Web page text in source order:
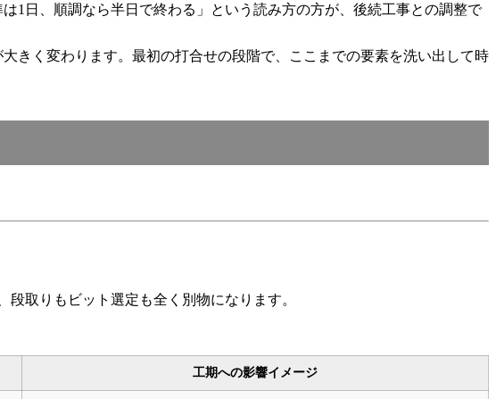
1日、順調なら半日で終わる」という読み方の方が、後続工事との調整で
きく変わります。最初の打合せの段階で、ここまでの要素を洗い出して時
取りもビット選定も全く別物になります。
工期への影響イメージ